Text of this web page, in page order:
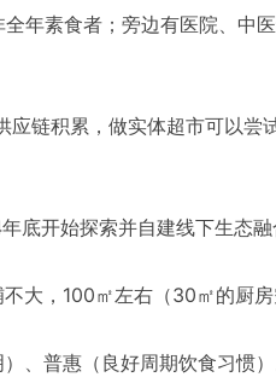
年素食者；旁边有医院、中
链积累，做实体超市可以
底开始探索并自建线下生态
，100㎡左右（30㎡的厨
、普惠（良好周期饮食习惯